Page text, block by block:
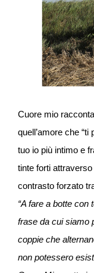
Cuore mio
quell’amore che “ti
tuo io più intimo e
tinte forti
contrasto forzato
“A fare a botte con
frase da cui siamo
coppie che
non potessero